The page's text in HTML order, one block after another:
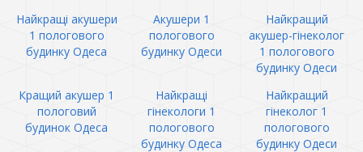
Найкращі акушери
1 пологового
будинку Одеса
Акушери 1
пологового
будинку Одеси
Найкращий
акушер-гінеколог
1 пологового
будинку Одеси
Кращий акушер 1
пологовий
будинок Одеса
Найкращі
гінекологи 1
пологового
будинку Одеса
Найкращий
гінеколог 1
пологового
будинку Одеси